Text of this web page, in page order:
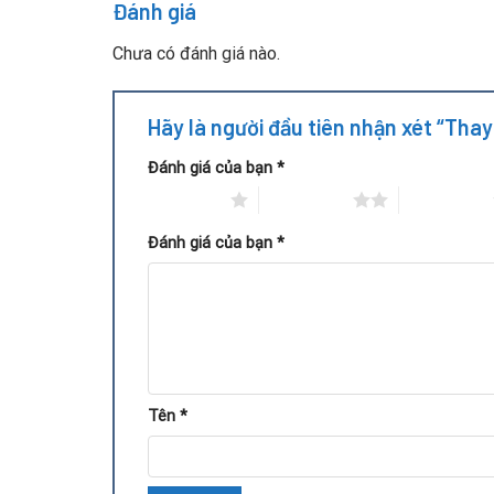
Đánh giá
Chưa có đánh giá nào.
Hãy là người đầu tiên nhận xét
Đánh giá của bạn *
Đánh giá của bạn *
Tên *